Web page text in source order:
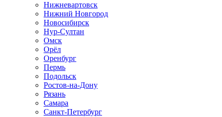
Нижневартовск
Нижний Новгород
Новосибирск
Нур-Султан
Омск
Орёл
Оренбург
Пермь
Подольск
Ростов-на-Дону
Рязань
Самара
Санкт-Петербург